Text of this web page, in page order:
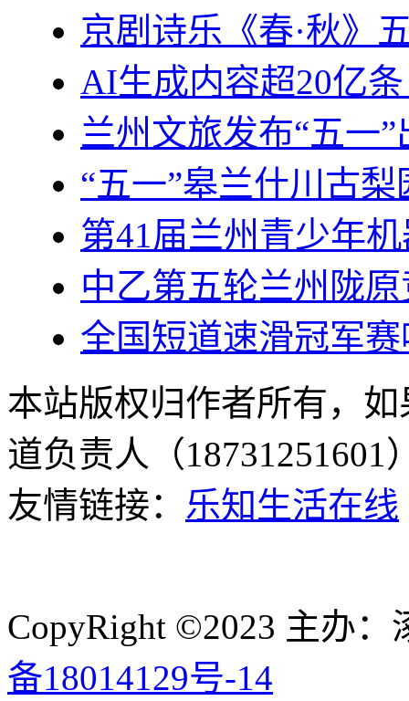
京剧诗乐《春·秋》
AI生成内容超20亿
兰州文旅发布“五一
“五一”皋兰什川古
第41届兰州青少年
中乙第五轮兰州陇
全国短道速滑冠军
本站版权归作者所有，
道负责人（
友情链接： 乐知生活在线
CopyRight ©2023 主办
备18014129号-14